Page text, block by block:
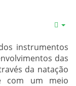
instrumentos
das
da natação
com um meio